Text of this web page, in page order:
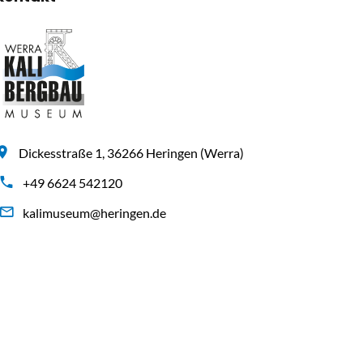
Dickesstraße 1, 36266 Heringen (Werra)
+49 6624 542120
kalimuseum@heringen.de